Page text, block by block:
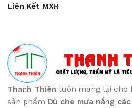
Liên Kết MXH
Thanh Thiên luôn mang lại cho
sản phẩm Dù che mưa nắng